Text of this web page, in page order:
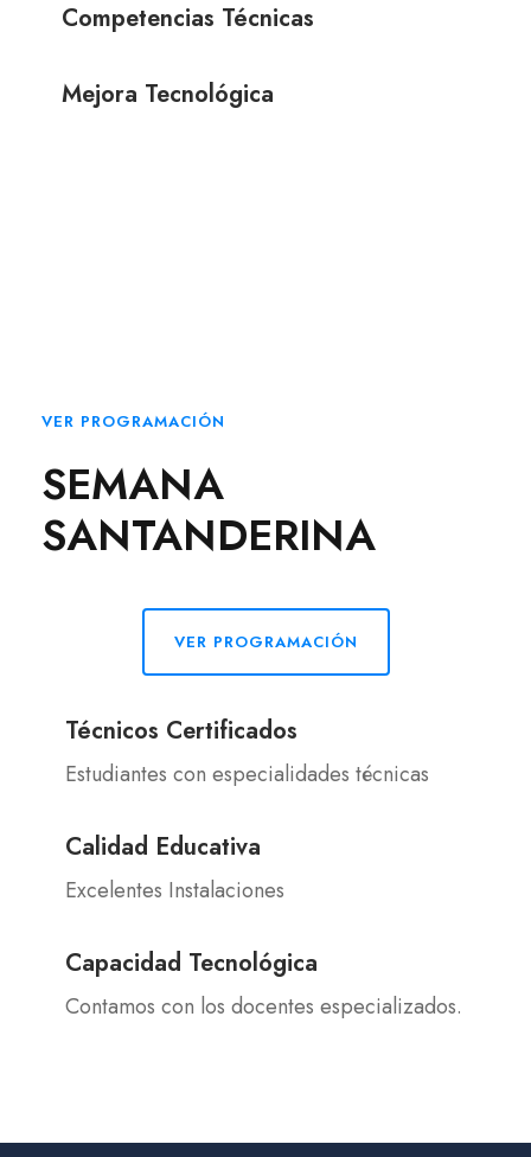
Competencias Técnicas
Mejora Tecnológica
VER PROGRAMACIÓN
SEMANA
SANTANDERINA
VER PROGRAMACIÓN
Técnicos Certificados
Estudiantes con especialidades técnicas
Calidad Educativa
Excelentes Instalaciones
Capacidad Tecnológica
Contamos con los docentes especializados.